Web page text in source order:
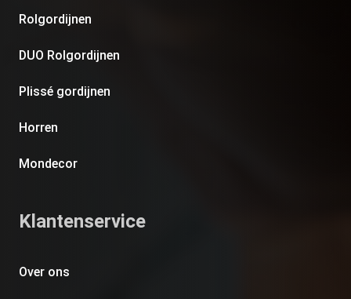
Rolgordijnen
DUO Rolgordijnen
Plissé gordijnen
Horren
Mondecor
Klantenservice
Over ons